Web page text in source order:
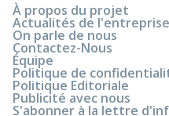
À propos du projet
Actualités de l'entreprise
On parle de nous
Contactez-Nous
Équipe
Politique de
Politique Editoriale
Publicité avec nous
S'abonner à la lettre